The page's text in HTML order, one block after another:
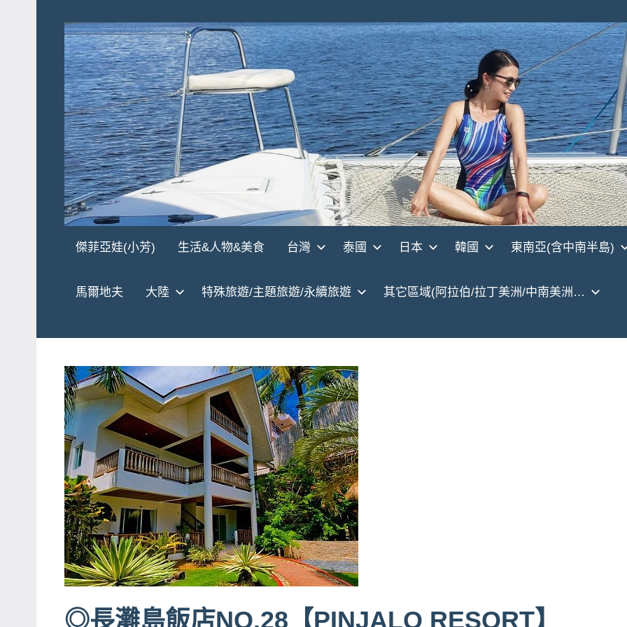
content
傑
娃
JEFFIA
FANG
團、
主
題
旅
遊、
達
人
帶
路、
旅
遊
節
目
傑菲亞娃(小芳) 生活&人物&美食 台灣 泰國 日本 韓國 東南亞(含中南半島)
馬爾地夫 大陸 特殊旅遊/主題旅遊/永續旅遊 其它區域(阿拉伯/拉丁美洲/中南美洲…
◎長灘島飯店NO.28【PINJALO RESORT】